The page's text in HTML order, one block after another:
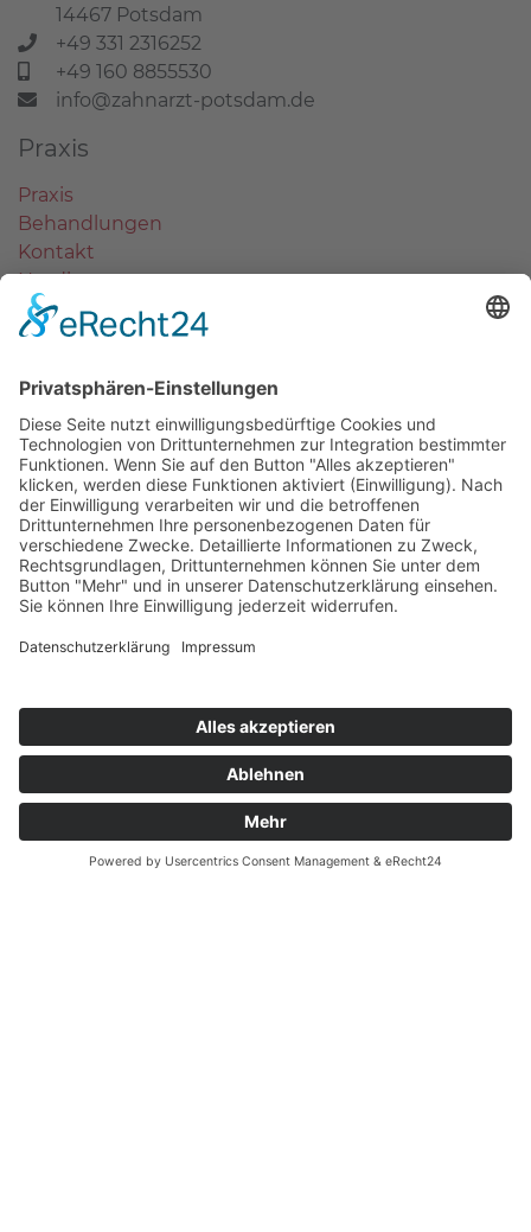
14467 Potsdam
+49 331 2316252
+49 160 8855530
info@zahnarzt-potsdam.de
Praxis
Praxis
Behandlungen
Kontakt
Notdienst
Termin
Implantate
Bleaching
Prophylaxe
Kieferorthopädie
Endodontie
Wissenswert
Zahnarzt Wissen
Stellenangebote
©2026 Zahnarzt Potsdam - Anne Wenzel (MSc)
Datenschutz